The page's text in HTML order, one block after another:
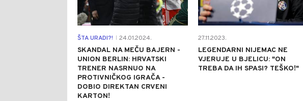
ŠTA URADI?! 24.01.2024.
SKANDAL NA MEČU BAJERN -
UNION BERLIN: HRVATSKI
TRENER NASRNUO NA
PROTIVNIČKOG IGRAČA -
DOBIO DIREKTAN CRVENI
KARTON!
27.11.2023.
LEGENDARNI NIJEMAC NE
VJERUJE U BJELICU: "ON
TREBA DA IH SPASI? TEŠKO!"